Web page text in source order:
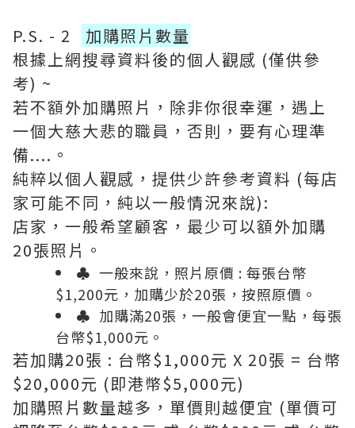
P.S. - 2
加購照片數量
根據上網搜尋資料後的個人觀感 (僅供參
考) ~
若不額外加購照片，除非你很幸運，遇上
一個大慈大悲的職員，否則，要有心理準
備....。
純粹以個人觀感，提供少許參考資料 (每店
家可能不同，純以一般情況來說):
店家，一般希望顧客，最少可以額外加購
20張照片。
♣ 一般來說，照片原價 : 每張台幣
$1,200元，加購少於20張，按照原價。
♣ 加購滿20張，一般會便宜一點，每張
台幣$1,000元。
若加購20張 : 台幣$1,000元 X 20張 = 台幣
$20,000元 (即港幣$5,000元)
加購照片數量越多，單價則越便宜 (單價可